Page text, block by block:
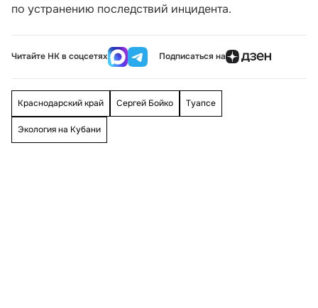
по устранению последствий инцидента.
Читайте НК в соцсетях Подписаться на
Краснодарский край Сергей Бойко Туапсе
Экология на Кубани